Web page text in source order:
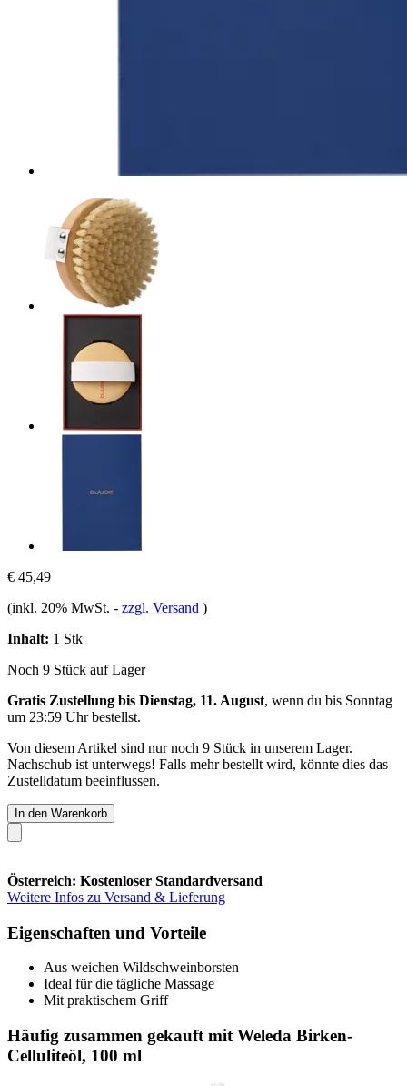
€ 45,49
(inkl. 20% MwSt. - zzgl. Versand )
Inhalt: 1 Stk
Noch 9 Stück auf Lager
Gratis Zustellung bis Dienstag, 11. August, wenn du bis Sonntag
um 23:59 Uhrbestellst.
Von diesem Artikel sind nur noch 9 Stück in unserem Lager.
Nachschub ist unterwegs! Falls mehr bestellt wird, könnte dies das
Zustelldatum beeinflussen.
In den Warenkorb
Österreich: Kostenloser Standardversand
Weitere Infos zu Versand & Lieferung
Eigenschaften und Vorteile
Aus weichen Wildschweinborsten
Ideal für die tägliche Massage
Mit praktischem Griff
Häufig zusammen gekauft mit Weleda Birken-
Celluliteöl, 100 ml